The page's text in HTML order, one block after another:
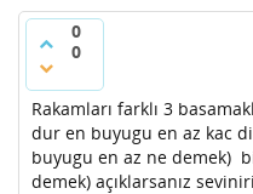
0
0
Rakamları farklı 3
dur en buyugu en az kac
buyugu en az ne demek)
demek) açıklarsanız